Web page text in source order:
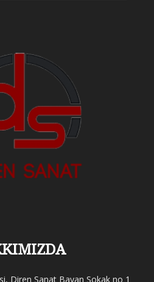
Diren Sanat Bayan Sokak no 1